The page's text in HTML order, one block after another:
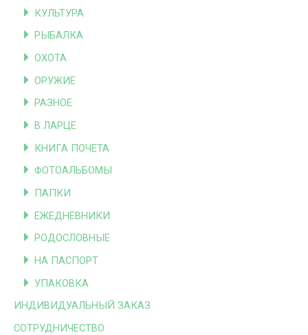
КУЛЬТУРА
РЫБАЛКА
ОХОТА
ОРУЖИЕ
РАЗНОЕ
В ЛАРЦЕ
КНИГА ПОЧЕТА
ФОТОАЛЬБОМЫ
ПАПКИ
ЕЖЕДНЕВНИКИ
РОДОСЛОВНЫЕ
НА ПАСПОРТ
УПАКОВКА
ИНДИВИДУАЛЬНЫЙ ЗАКАЗ
СОТРУДНИЧЕСТВО